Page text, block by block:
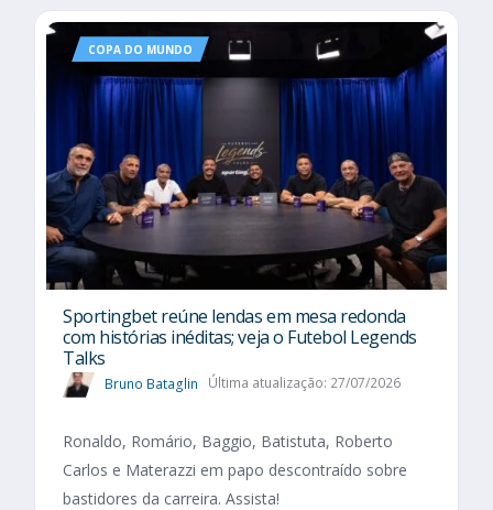
COPA DO MUNDO
Sportingbet reúne lendas em mesa redonda
com histórias inéditas; veja o Futebol Legends
Talks
Bruno Bataglin Última atualização: 27/07/2026
Ronaldo, Romário, Baggio, Batistuta, Roberto
Carlos e Materazzi em papo descontraído sobre
bastidores da carreira. Assista!